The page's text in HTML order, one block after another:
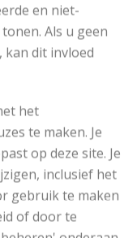
en niet-
Als u geen
dit invloed
het
te maken. Je
op deze site. Je
inclusief het
gebruik te maken
of door te